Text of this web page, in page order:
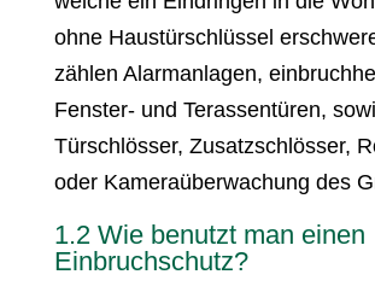
ohne Haustürschlüssel
zählen Alarmanlagen,
Fenster- und Terassentüren,
Türschlösser, Zusatzschlösser,
oder Kameraüberwachung des
1.2 Wie benutzt man einen
Einbruchschutz?